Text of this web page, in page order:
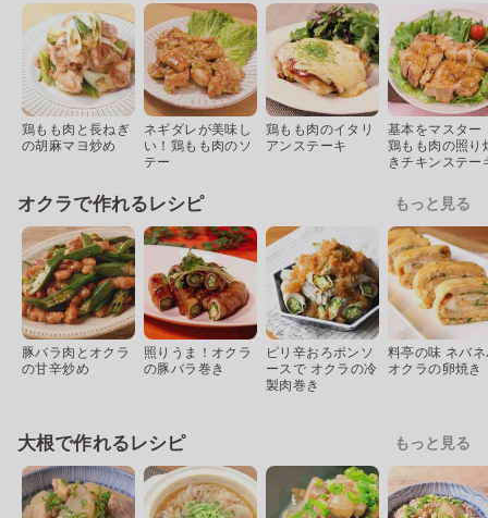
鶏もも肉と長ねぎ
の胡麻マヨ炒め
ネギダレが美味し
い！鶏もも肉のソ
テー
鶏もも肉のイタリ
アンステーキ
基本をマスター
鶏もも肉の照り
きチキンステー
オクラで作れるレシピ もっと見る
豚バラ肉とオクラ
の甘辛炒め
照りうま！オクラ
の豚バラ巻き
ピリ辛おろポンソ
ースで オクラの冷
製肉巻き
料亭の味 ネバ
オクラの卵焼き
大根で作れるレシピ もっと見る